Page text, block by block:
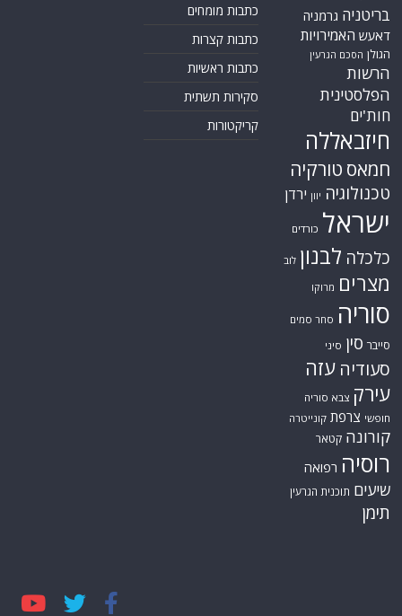
בריטניה גרמניה
דאעש האמירויות
הגולן הסכם הגרעין
הרשות
הפלסטינית
חות'ים
חיזבאללה
חמאס טורקיה
טכנולוגיה יוון ירדן
ישראל כורדים
כלכלה לבנון לוב
מצרים מרוקו
סוריה סחר סמים
סייבר סין סיני
סעודיה עזה
עירק צבא סוריה
חופשי צרפת קונייטרה
קורונה קטאר
רוסיה רפואה
שיעים תוכנית הגרעין
תימן
כתבות מומחים
כתבות קצרות
כתבות ראשיות
סקירות תשתית
קריקטורות